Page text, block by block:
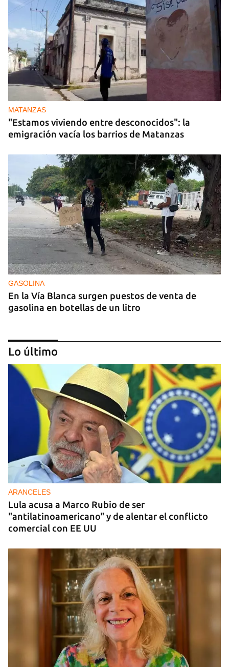
MATANZAS
"Estamos viviendo entre desconocidos": la
emigración vacía los barrios de Matanzas
GASOLINA
En la Vía Blanca surgen puestos de venta de
gasolina en botellas de un litro
DONACIONES
China entrega otros 5.000 sistemas fotovoltaicos
para zonas rurales de Cuba
Lo último
ARANCELES
Lula acusa a Marco Rubio de ser
"antilatinoamericano" y de alentar el conflicto
comercial con EE UU